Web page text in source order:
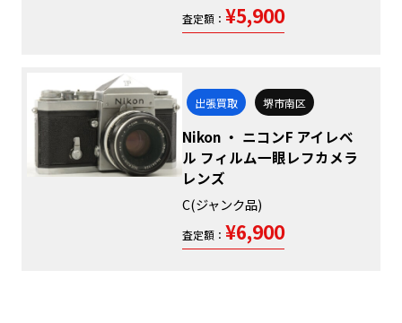
査定額： ¥5,900
出張買取 堺市南区
Nikon ・ ニコンF アイレベ
ル フィルム一眼レフカメラ
レンズ
C(ジャンク品)
査定額： ¥6,900